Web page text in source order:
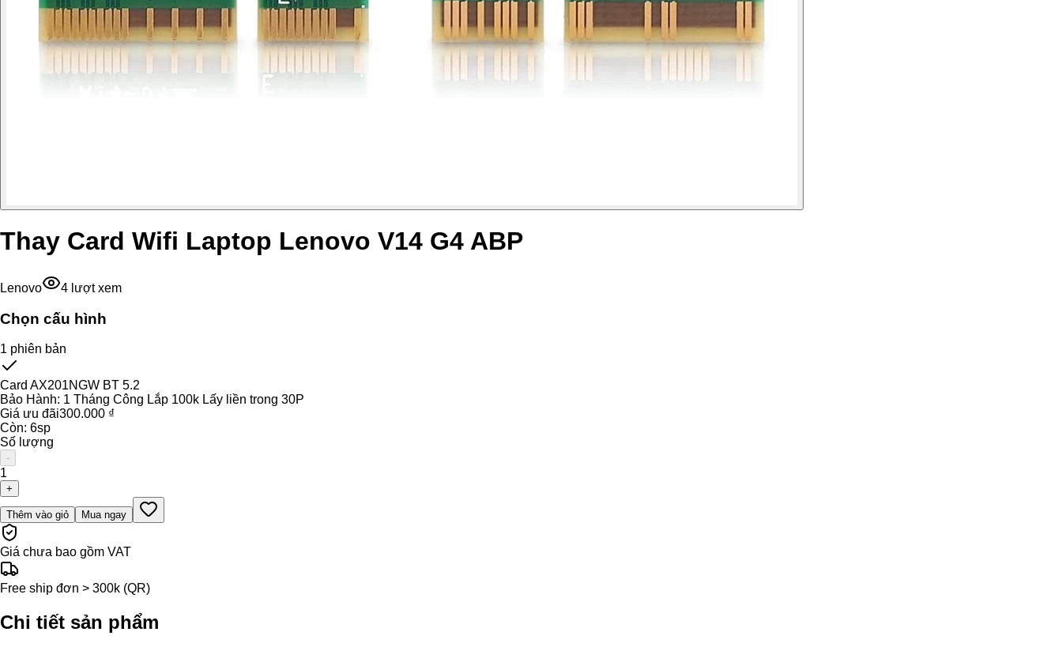
Thay Card Wifi Laptop Lenovo V14 G4 ABP
Lenovo 4 lượt xem
Chọn cấu hình
1 phiên bản
Card AX201NGW BT 5.2
Bảo Hành: 1 Tháng Công Lắp 100k Lấy liền trong 30P
Giá ưu đãi300.000 ₫
Còn: 6sp
Số lượng
-
1
+
Thêm vào giỏ Mua ngay
Giá chưa bao gồm VAT
Free ship đơn > 300k (QR)
Chi tiết sản phẩm